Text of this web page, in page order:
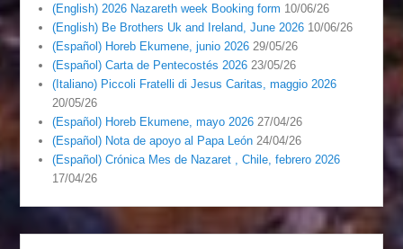
(English) 2026 Nazareth week Booking form 10/06/26
(English) Be Brothers Uk and Ireland, June 2026 10/06/26
(Español) Horeb Ekumene, junio 2026 29/05/26
(Español) Carta de Pentecostés 2026 23/05/26
(Italiano) Piccoli Fratelli di Jesus Caritas, maggio 2026
20/05/26
(Español) Horeb Ekumene, mayo 2026 27/04/26
(Español) Nota de apoyo al Papa León 24/04/26
(Español) Crónica Mes de Nazaret , Chile, febrero 2026
17/04/26